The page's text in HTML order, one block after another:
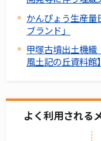
かんぴょう生産
ブランド」
甲塚古墳出土機織
風土記の丘資料館】
よく利用される